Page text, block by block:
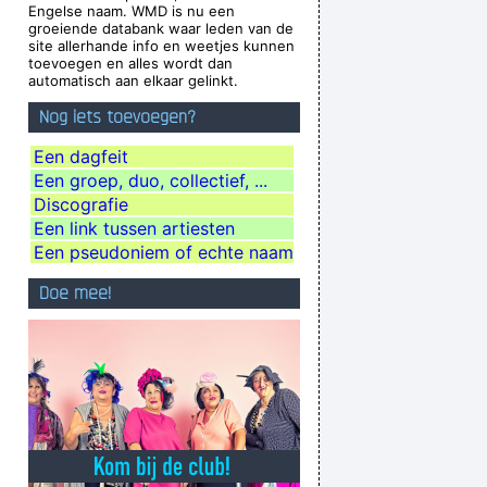
love when music does that.~ Dave Gahan
And Change Your World~ Annie Lennox
t have to deal with money that smells
it lacks real depth.~ Christina Aguilera
she says it´s love; when I say it´s
she says it´s tap dancing.~ Kristin Hersh
are not musical and that way cut yourself
a good deal of experience.~ John Cage
during a live performance of "Christian"...
Television That Says It All~ Larry Mullen
Engelse naam. WMD is nu een
groeiende databank waar leden van de
site allerhande info en weetjes kunnen
toevoegen en alles wordt dan
automatisch aan elkaar gelinkt.
Nog iets toevoegen?
Een dagfeit
Een groep, duo, collectief, ...
Discografie
Een link tussen artiesten
Een pseudoniem of echte naam
Doe mee!